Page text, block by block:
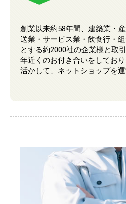
創業以来約58年間、建築業・
送業・サービス業・飲食行・
とする約2000社の企業様と取
年近くのお付き合いをしてお
活かして、ネットショップを運